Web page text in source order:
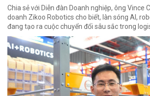
Chia sẻ với Diễn đàn Doanh nghiệp, ông Vince
doanh Zikoo Robotics cho biết, làn sóng AI,
đang tạo ra cuộc chuyển đổi sâu sắc trong